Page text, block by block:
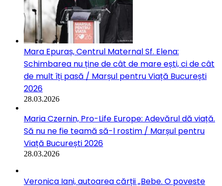
Mara Epuraș, Centrul Maternal Sf. Elena:
Schimbarea nu ține de cât de mare ești, ci de cât
de mult îți pasă / Marșul pentru Viață București
2026
28.03.2026
Maria Czernin, Pro-Life Europe: Adevărul dă viață.
Să nu ne fie teamă să-l rostim / Marșul pentru
Viață București 2026
28.03.2026
Veronica Iani, autoarea cărții „Bebe. O poveste